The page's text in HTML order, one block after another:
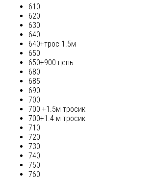
610
620
630
640
640+трос 1.5м
650
650+900 цепь
680
685
690
700
700 +1.5м тросик
700+1.4 м тросик
710
720
730
740
750
760